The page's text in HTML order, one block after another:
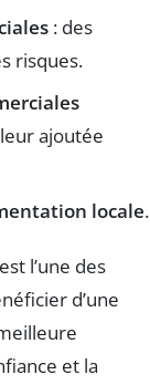
: des
risques.
ajoutée
locale.
l’une des
d’une
et la